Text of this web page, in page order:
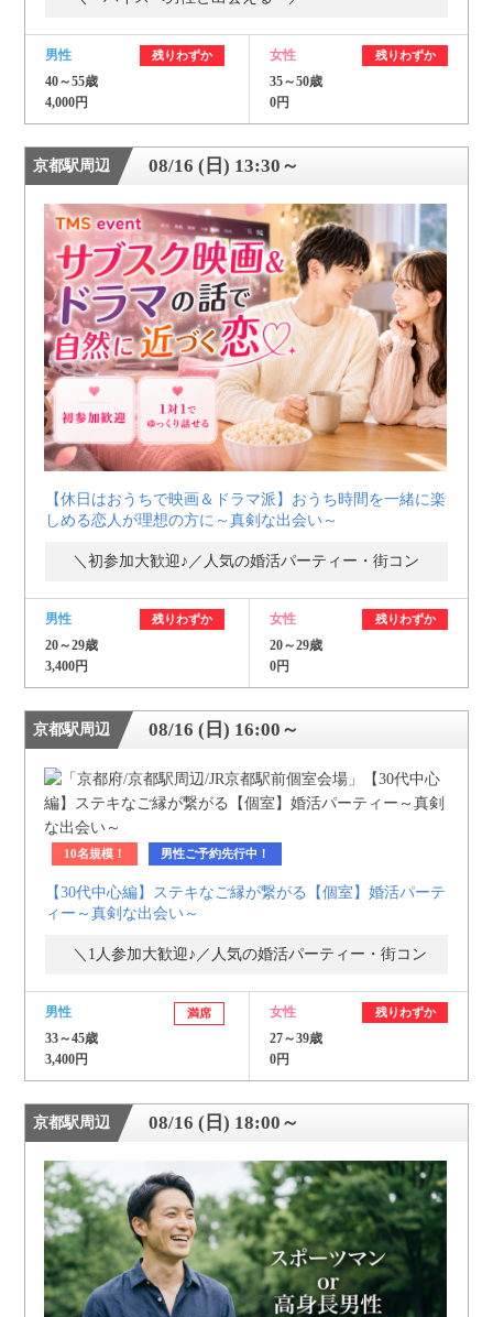
男性 残りわずか
40～55歳
4,000円
女性 残りわずか
35～50歳
0円
京都駅周辺 08/16 (日) 13:30～
【休日はおうちで映画＆ドラマ派】おうち時間を一緒に楽
しめる恋人が理想の方に～真剣な出会い～
＼初参加大歓迎♪／人気の婚活パーティー・街コン
男性 残りわずか
20～29歳
3,400円
女性 残りわずか
20～29歳
0円
京都駅周辺 08/16 (日) 16:00～
10名規模！ 男性ご予約先行中！
【30代中心編】ステキなご縁が繋がる【個室】婚活パーテ
ィー～真剣な出会い～
＼1人参加大歓迎♪／人気の婚活パーティー・街コン
男性 満席
33～45歳
3,400円
女性 残りわずか
27～39歳
0円
京都駅周辺 08/16 (日) 18:00～